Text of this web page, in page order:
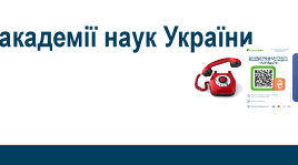
Оберіть свою